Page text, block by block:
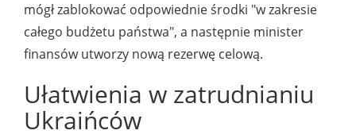
mógł zablokować odpowiednie środki "w zakresie
całego budżetu państwa", a następnie minister
finansów utworzy nową rezerwę celową.
Ułatwienia w zatrudnianiu
Ukraińców